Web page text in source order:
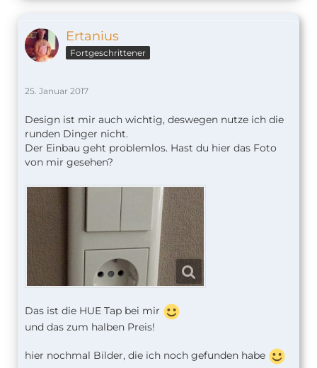
Ertanius
Fortgeschrittener
25. Januar 2017
Design ist mir auch wichtig, deswegen nutze ich die
runden Dinger nicht.
Der Einbau geht problemlos. Hast du hier das Foto
von mir gesehen?
Das ist die HUE Tap bei mir
und das zum halben Preis!
hier nochmal Bilder, die ich noch gefunden habe